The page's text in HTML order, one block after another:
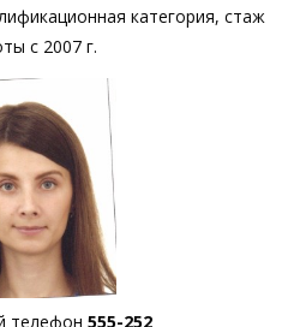
категория, стаж
с 2007 г.
телефон555-252